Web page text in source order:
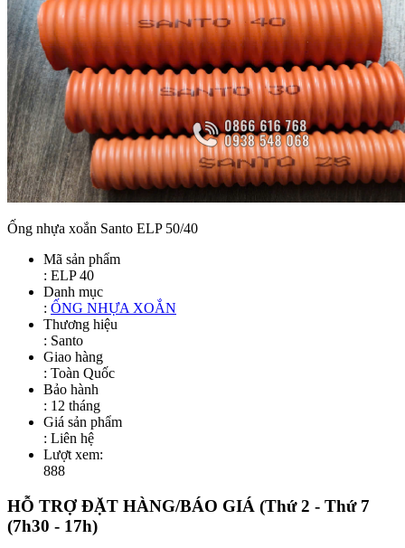
Ống nhựa xoắn Santo ELP 50/40
Mã sản phẩm
: ELP 40
Danh mục
: ỐNG NHỰA XOẮN
Thương hiệu
: Santo
Giao hàng
: Toàn Quốc
Bảo hành
: 12 tháng
Giá sản phẩm
: Liên hệ
Lượt xem:
888
HỖ TRỢ ĐẶT HÀNG/BÁO GIÁ (Thứ 2 - Thứ 7
(7h30 - 17h)